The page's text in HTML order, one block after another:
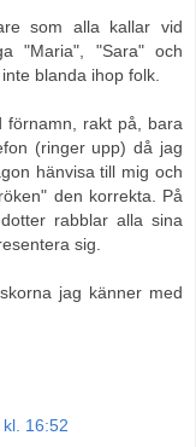
som alla kallar vid
"Maria", "Sara" och
blanda ihop folk.
förnamn, rakt på, bara
(ringer upp) då jag
hänvisa till mig och
den korrekta. På
rabblar alla sina
sig.
jag känner med
16:52